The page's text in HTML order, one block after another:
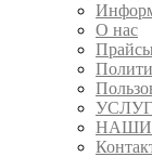
О нас
НАШИ